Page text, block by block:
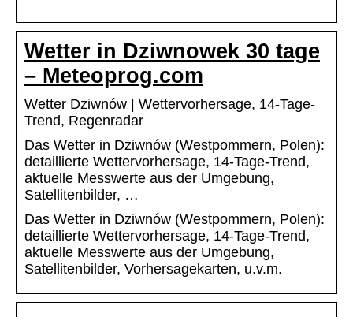
Wetter in Dziwnowek 30 tage
– Meteoprog.com
Wetter Dziwnów | Wettervorhersage, 14-Tage-
Trend, Regenradar
Das Wetter in Dziwnów (Westpommern, Polen):
detaillierte Wettervorhersage, 14-Tage-Trend,
aktuelle Messwerte aus der Umgebung,
Satellitenbilder, …
Das Wetter in Dziwnów (Westpommern, Polen):
detaillierte Wettervorhersage, 14-Tage-Trend,
aktuelle Messwerte aus der Umgebung,
Satellitenbilder, Vorhersagekarten, u.v.m.